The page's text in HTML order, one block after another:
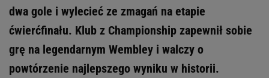
dwa gole i wylecieć ze zmagań na etapie
ćwierćfinału. Klub z Championship zapewnił sobie
grę na legendarnym Wembley i walczy o
powtórzenie najlepszego wyniku w historii.